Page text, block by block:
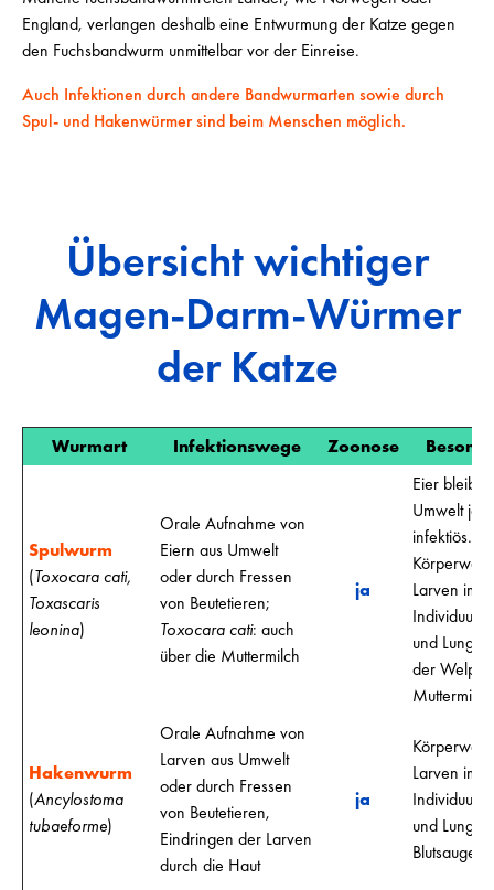
England, verlangen deshalb eine Entwurmung der Katze gegen
den Fuchsbandwurm unmittelbar vor der Einreise.
Auch Infektionen durch andere Bandwurmarten sowie durch
Spul- und Hakenwürmer sind beim Menschen möglich.
Übersicht wichtiger
Magen-Darm-Würmer
der Katze
Wurmart Infektionswege Zoonose
Spulwurm
(Toxocara cati,
Toxascaris
leonina)
Orale Aufnahme von
Eiern aus Umwelt
oder durch Fressen
von Beutetieren;
Toxocara cati: auch
über die Muttermilch
ja
Eier
Umwelt
infektiös.
Larven im
Individuum
und
der
Hakenwurm
(Ancylostoma
tubaeforme)
Orale Aufnahme von
Larven aus Umwelt
oder durch Fressen
von Beutetieren,
Eindringen der Larven
durch die Haut
ja
Larven im
Individuum
und Lunge).